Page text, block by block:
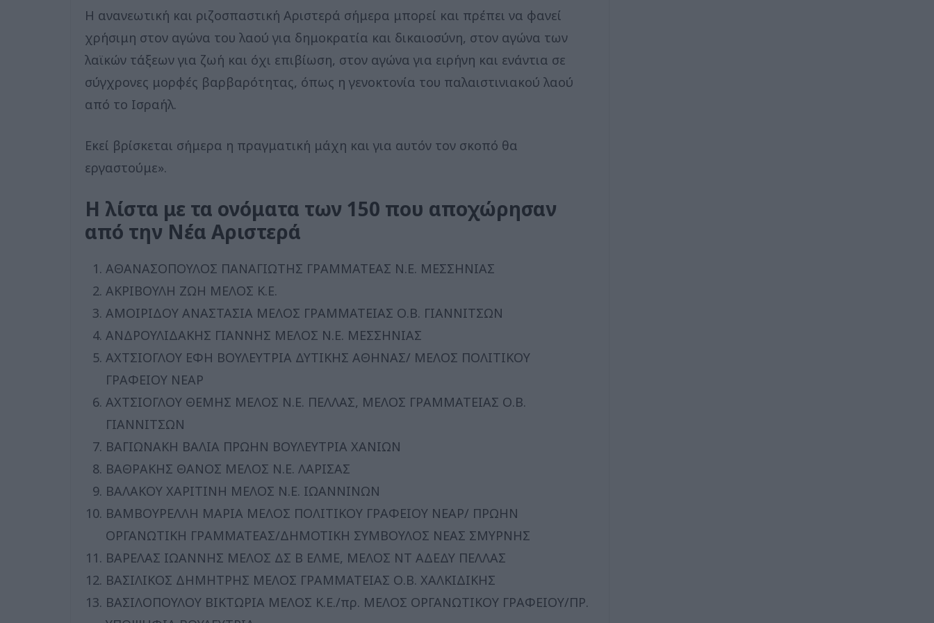
Η ανανεωτική και ριζοσπαστική Αριστερά σήμερα μπορεί και πρέπει να φανεί
χρήσιμη στον αγώνα του λαού για δημοκρατία και δικαιοσύνη, στον αγώνα των
λαϊκών τάξεων για ζωή και όχι επιβίωση, στον αγώνα για ειρήνη και ενάντια σε
σύγχρονες μορφές βαρβαρότητας, όπως η γενοκτονία του παλαιστινιακού λαού
από το Ισραήλ.
Εκεί βρίσκεται σήμερα η πραγματική μάχη και για αυτόν τον σκοπό θα
εργαστούμε».
Η λίστα με τα ονόματα των 150 που αποχώρησαν
από την Νέα Αριστερά
ΑΘΑΝΑΣΟΠΟΥΛΟΣ ΠΑΝΑΓΙΩΤΗΣ ΓΡΑΜΜΑΤΕΑΣ Ν.Ε. ΜΕΣΣΗΝΙΑΣ
ΑΚΡΙΒΟΥΛΗ ΖΩΗ ΜΕΛΟΣ Κ.Ε.
ΑΜΟΙΡΙΔΟΥ ΑΝΑΣΤΑΣΙΑ ΜΕΛΟΣ ΓΡΑΜΜΑΤΕΙΑΣ Ο.Β. ΓΙΑΝΝΙΤΣΩΝ
ΑΝΔΡΟΥΛΙΔΑΚΗΣ ΓΙΑΝΝΗΣ ΜΕΛΟΣ Ν.Ε. ΜΕΣΣΗΝΙΑΣ
ΑΧΤΣΙΟΓΛΟΥ ΕΦΗ ΒΟΥΛΕΥΤΡΙΑ ΔΥΤΙΚΗΣ ΑΘΗΝΑΣ/ ΜΕΛΟΣ ΠΟΛΙΤΙΚΟΥ
ΓΡΑΦΕΙΟΥ ΝΕΑΡ
ΑΧΤΣΙΟΓΛΟΥ ΘΕΜΗΣ ΜΕΛΟΣ Ν.Ε. ΠΕΛΛΑΣ, ΜΕΛΟΣ ΓΡΑΜΜΑΤΕΙΑΣ Ο.Β.
ΓΙΑΝΝΙΤΣΩΝ
ΒΑΓΙΩΝΑΚΗ ΒΑΛΙΑ ΠΡΩΗΝ ΒΟΥΛΕΥΤΡΙΑ ΧΑΝΙΩΝ
ΒΑΘΡΑΚΗΣ ΘΑΝΟΣ ΜΕΛΟΣ Ν.Ε. ΛΑΡΙΣΑΣ
ΒΑΛΑΚΟΥ ΧΑΡΙΤΙΝΗ ΜΕΛΟΣ Ν.Ε. ΙΩΑΝΝΙΝΩΝ
ΒΑΜΒΟΥΡΕΛΛΗ ΜΑΡΙΑ ΜΕΛΟΣ ΠΟΛΙΤΙΚΟΥ ΓΡΑΦΕΙΟΥ ΝΕΑΡ/ ΠΡΩΗΝ
ΟΡΓΑΝΩΤΙΚΗ ΓΡΑΜΜΑΤΕΑΣ/ΔΗΜΟΤΙΚΗ ΣΥΜΒΟΥΛΟΣ ΝΕΑΣ ΣΜΥΡΝΗΣ
ΒΑΡΕΛΑΣ ΙΩΑΝΝΗΣ ΜΕΛΟΣ ΔΣ Β ΕΛΜΕ, ΜΕΛΟΣ ΝΤ ΑΔΕΔΥ ΠΕΛΛΑΣ
ΒΑΣΙΛΙΚΟΣ ΔΗΜΗΤΡΗΣ ΜΕΛΟΣ ΓΡΑΜΜΑΤΕΙΑΣ Ο.Β. ΧΑΛΚΙΔΙΚΗΣ
ΒΑΣΙΛΟΠΟΥΛΟΥ ΒΙΚΤΩΡΙΑ ΜΕΛΟΣ Κ.Ε./πρ. ΜΕΛΟΣ ΟΡΓΑΝΩΤΙΚΟΥ ΓΡΑΦΕΙΟΥ/ΠΡ.